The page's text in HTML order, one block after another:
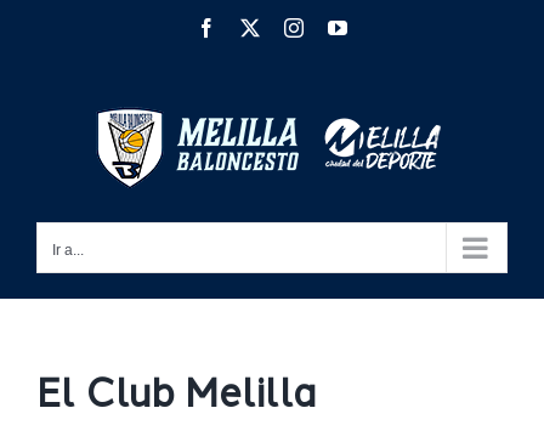
Facebook InstagramYouTube
Ir a...
El Club Melilla